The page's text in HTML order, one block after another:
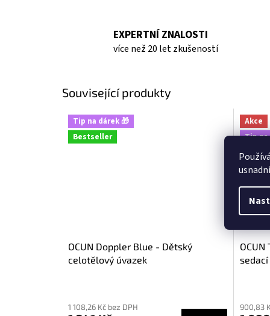
EXPERTNÍ ZNALOSTI
více než 20 let zkušeností
Související produkty
Tip na dárek 🎁
Bestseller
OCUN Doppler Blue - Dětský
celotělový úvazek
1 108,26 Kč bez DPH
Akce
Tip na
900,83